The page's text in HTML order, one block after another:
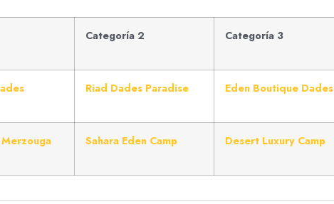
Categoría 2 Categoría 3
Riad Dades Paradise Eden Boutique Dades
Sahara Eden Camp Desert Luxury Camp